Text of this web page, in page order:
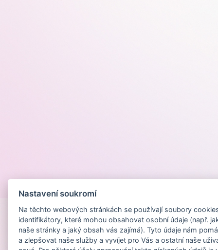
Nastavení soukromí
Na těchto webových stránkách se používají soubory
identifikátory, které mohou obsahovat osobní údaje (např.
naše stránky a jaký obsah vás zajímá). Tyto údaje nám
a zlepšovat naše služby a vyvíjet pro Vás a ostatní naše